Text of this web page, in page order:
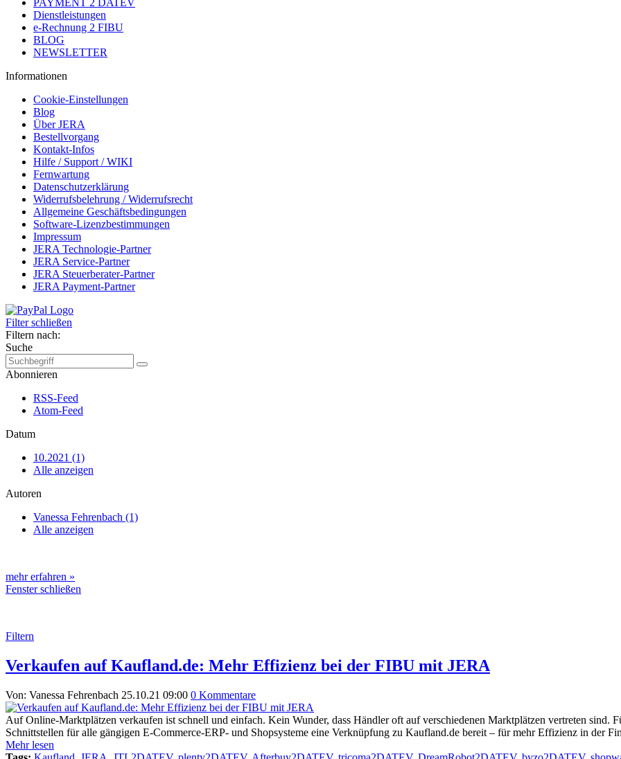
PAYMENT 2 DATEV
Dienstleistungen
e-Rechnung 2 FIBU
BLOG
NEWSLETTER
Informationen
Cookie-Einstellungen
Blog
Über JERA
Bestellvorgang
Kontakt-Infos
Hilfe / Support / WIKI
Fernwartung
Datenschutzerklärung
Widerrufsbelehrung / Widerrufsrecht
Allgemeine Geschäftsbedingungen
Software-Lizenzbestimmungen
Impressum
JERA Technologie-Partner
JERA Service-Partner
JERA Steuerberater-Partner
JERA Payment-Partner
Filter schließen
Filtern nach:
Suche
Abonnieren
RSS-Feed
Atom-Feed
Datum
10.2021 (1)
Alle anzeigen
Autoren
Vanessa Fehrenbach (1)
Alle anzeigen
mehr erfahren »
Fenster schließen
Filtern
Verkaufen auf Kaufland.de: Mehr Effizienz bei der FIBU mit JERA
Von: Vanessa Fehrenbach 25.10.21 09:00 0 Kommentare
Auf Online-Marktplätzen verkaufen ist schnell und einfach. Kein Wunder, dass Händler oft auf verschiedenen Marktplätzen vertreten
Schnittstellen für alle gängigen E-Commerce-ERP- und Shopsysteme eine Verknüpfung zu Kaufland.de bereit – für mehr Effizienz in der
Mehr lesen